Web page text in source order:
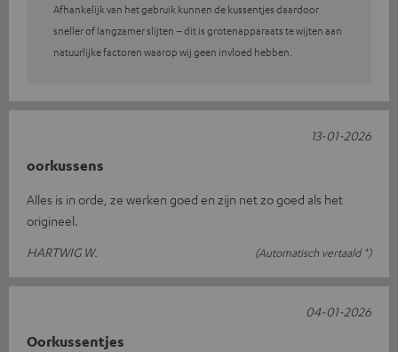
Afhankelijk van het gebruik kunnen de kussentjes daardoor
sneller of langzamer slijten – dit is grotenapparaats te wijten aan
natuurlijke factoren waarop wij geen invloed hebben.
oorkussens
Alles is in orde, ze werken goed en zijn net zo goed als het
origineel.
HARTWIG W.
(Automatisch vertaald *)
13-01-2026
Oorkussentjes
04-01-2026